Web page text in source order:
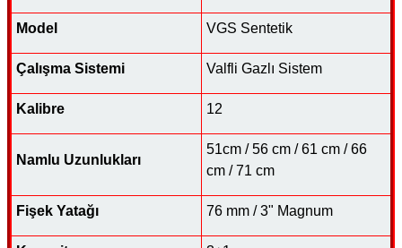
Model VGS Sentetik
Çalışma Sistemi Valfli Gazlı Sistem
Kalibre 12
Namlu Uzunlukları
51cm / 56 cm / 61 cm / 66
cm / 71 cm
Fişek Yatağı 76 mm / 3" Magnum